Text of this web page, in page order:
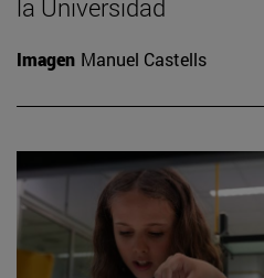
la Universidad
Imagen Manuel Castells